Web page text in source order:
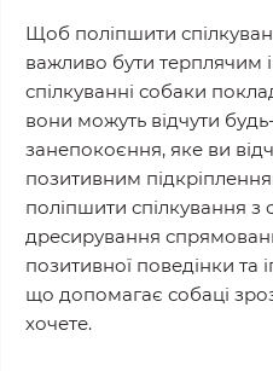
Щоб поліпшити
важливо бути терплячим
спілкуванні собаки
вони можуть відчути
занепокоєння, яке ви
позитивним
поліпшити спілкування
дресирування
позитивної поведінки та
що допомагає собаці
хочете.